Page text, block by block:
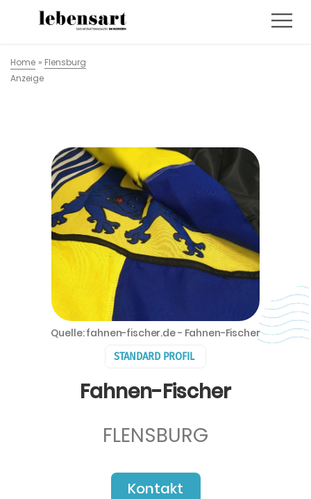
Home » Flensburg
Anzeige
STANDARD PROFIL
Fahnen-Fischer
FLENSBURG
Kontakt
Quelle: fahnen-fischer.de - Fahnen-Fischer